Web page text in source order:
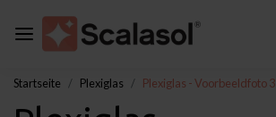
Startseite Plexiglas Plexiglas - Voorbeeldfoto 3